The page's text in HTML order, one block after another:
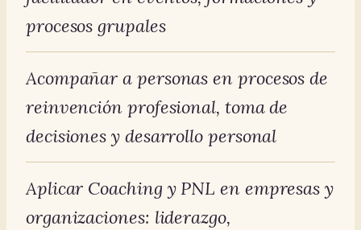
procesos grupales
Acompañar a personas en procesos de
reinvención profesional, toma de
decisiones y desarrollo personal
Aplicar Coaching y PNL en empresas y
organizaciones: liderazgo,